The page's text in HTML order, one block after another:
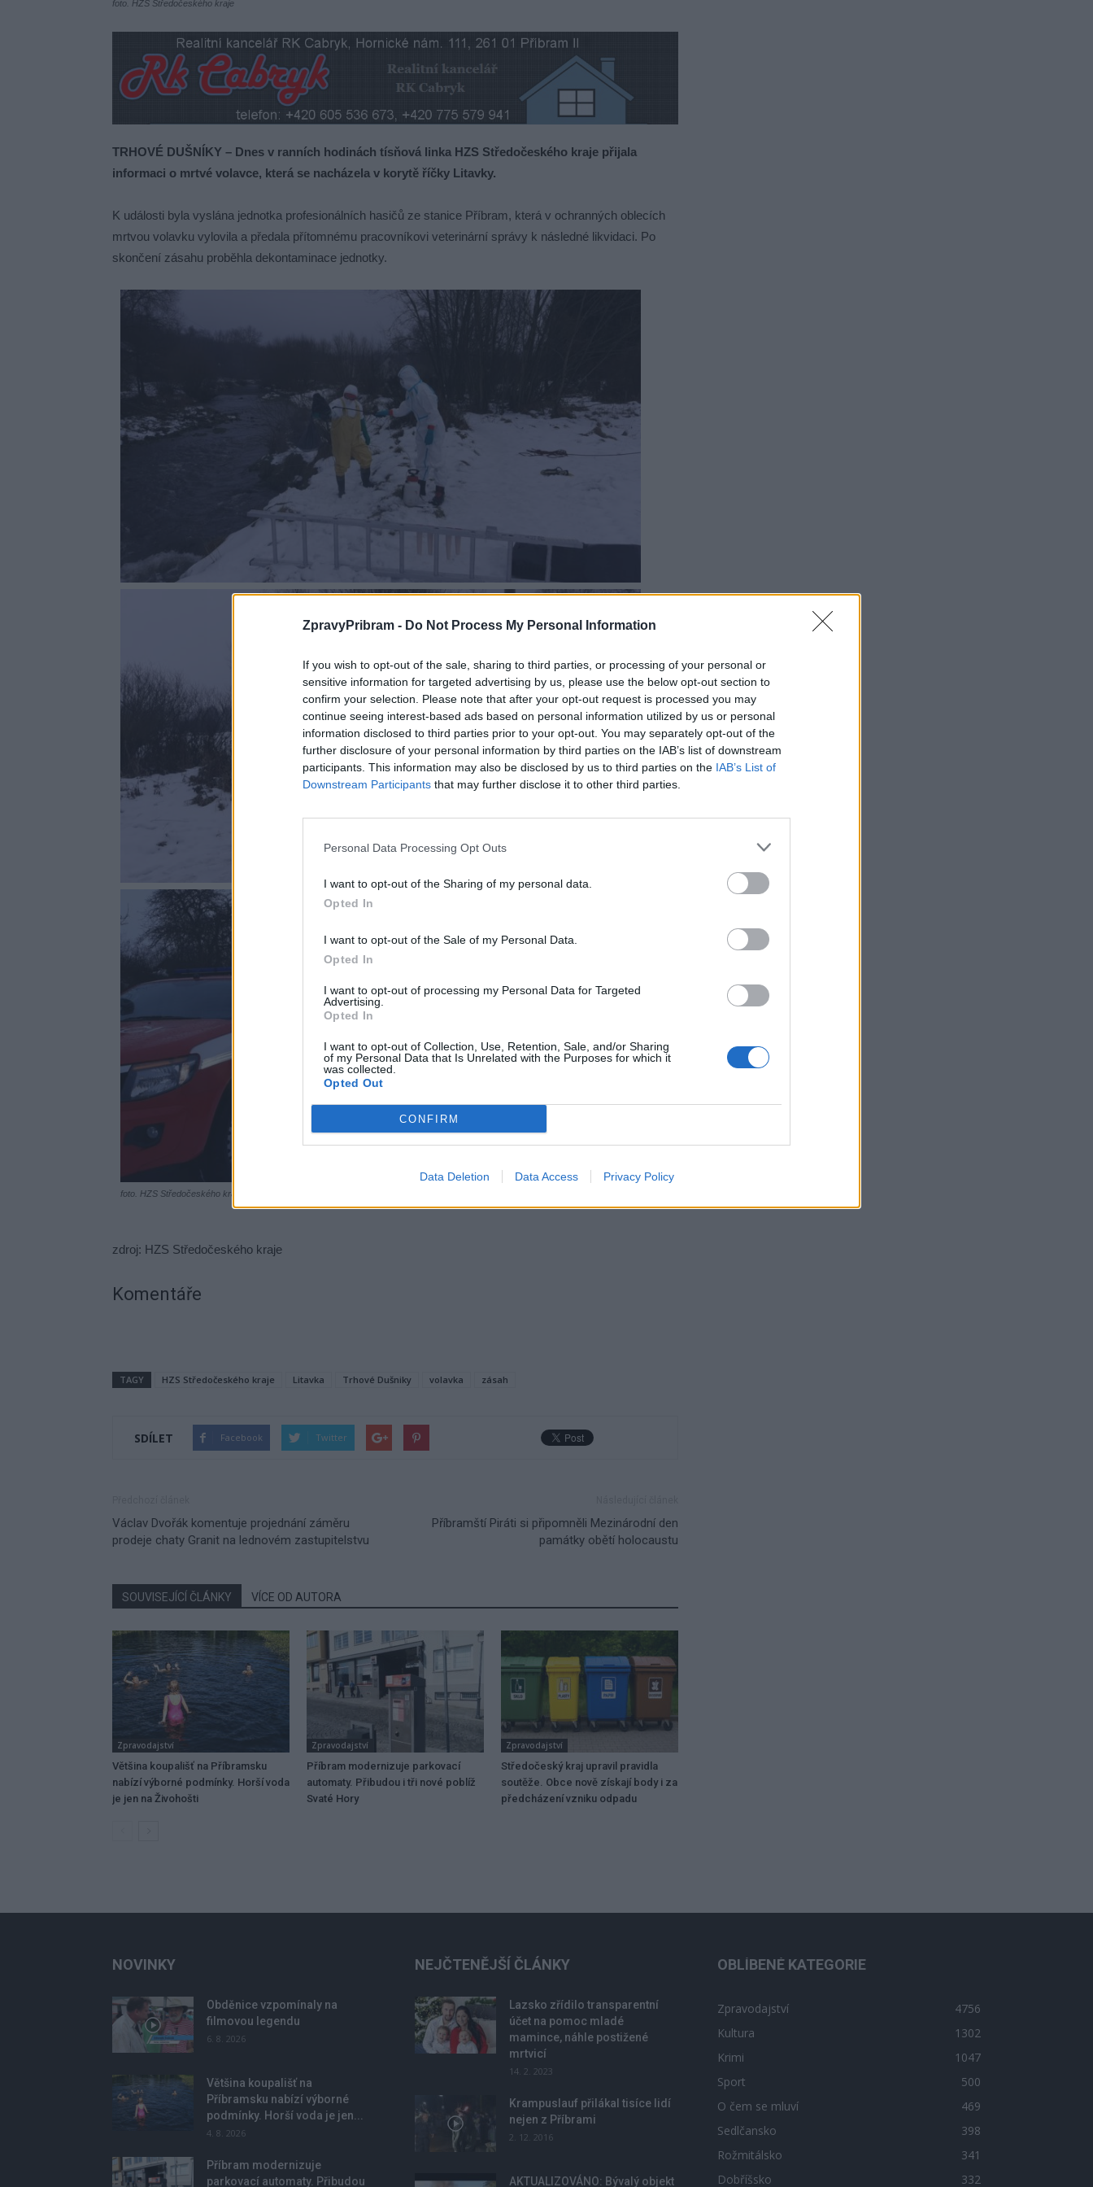
ZpravyPribram - Do Not Process My Personal Information
If you wish to opt-out of the sale, sharing to third parties, or processing of your personal or
sensitive information for targeted advertising by us, please use the below opt-out section to
confirm your selection. Please note that after your opt-out request is processed you may
continue seeing interest-based ads based on personal information utilized by us or personal
information disclosed to third parties prior to your opt-out. You may separately opt-out of the
further disclosure of your personal information by third parties on the IAB’s list of downstream
participants. This information may also be disclosed by us to third parties on the IAB’s List of
Downstream Participants that may further disclose it to other third parties.
Personal Data Processing Opt Outs
I want to opt-out of the Sharing of my personal data.
Opted In
I want to opt-out of the Sale of my Personal Data.
Opted In
I want to opt-out of processing my Personal Data for Targeted
Advertising.
Opted In
I want to opt-out of Collection, Use, Retention, Sale, and/or Sharing
of my Personal Data that Is Unrelated with the Purposes for which it
was collected.
Opted Out
CONFIRM
Data Deletion Data Access Privacy Policy
foto. HZS Středočeského kraje
TRHOVÉ DUŠNÍKY – Dnes v ranních hodinách tísňová linka HZS Středočeského kraje přijala
informaci o mrtvé volavce, která se nacházela v korytě říčky Litavky.
K události byla vyslána jednotka profesionálních hasičů ze stanice Příbram, která v ochranných oblecích
mrtvou volavku vylovila a předala přítomnému pracovníkovi veterinární správy k následné likvidaci. Po
skončení zásahu proběhla dekontaminace jednotky.
foto. HZS Středočeského kraje
zdroj: HZS Středočeského kraje
Komentáře
TAGY HZS Středočeského kraje Litavka Trhové Dušniky volavka zásah
SDÍLET Facebook Twitter
Václav Dvořák komentuje projednání záměru
prodeje chaty Granit na lednovém zastupitelstvu
Příbramští Piráti si připomněli Mezinárodní den
památky obětí holocaustu
SOUVISEJÍCÍ ČLÁNKY VÍCE OD AUTORA
Zpravodajství
Většina koupališť na Příbramsku
nabízí výborné podmínky. Horší voda
je jen na Živohošti
Zpravodajství
Příbram modernizuje parkovací
automaty. Přibudou i tři nové poblíž
Svaté Hory
Zpravodajství
Středočeský kraj upravil pravidla
soutěže. Obce nově získají body i za
předcházení vzniku odpadu
NOVINKY
Obděnice vzpomínaly na
filmovou legendu
6. 8. 2026
Většina koupališť na
Příbramsku nabízí výborné
podmínky. Horší voda je jen...
4. 8. 2026
Příbram modernizuje
parkovací automaty. Přibudou
NEJČTENĚJŠÍ ČLÁNKY
Lazsko zřídilo transparentní
účet na pomoc mladé
mamince, náhle postižené
mrtvicí
14. 2. 2023
Krampuslauf přilákal tisíce lidí
nejen z Příbrami
2. 12. 2016
AKTUALIZOVÁNO: Bývalý objekt
OBLÍBENÉ KATEGORIE
Zpravodajství
4756
Kultura
1302
Krimi
1047
Sport
500
O čem se mluví
469
Sedlčansko
398
Rožmitálsko
341
Dobříšsko
332